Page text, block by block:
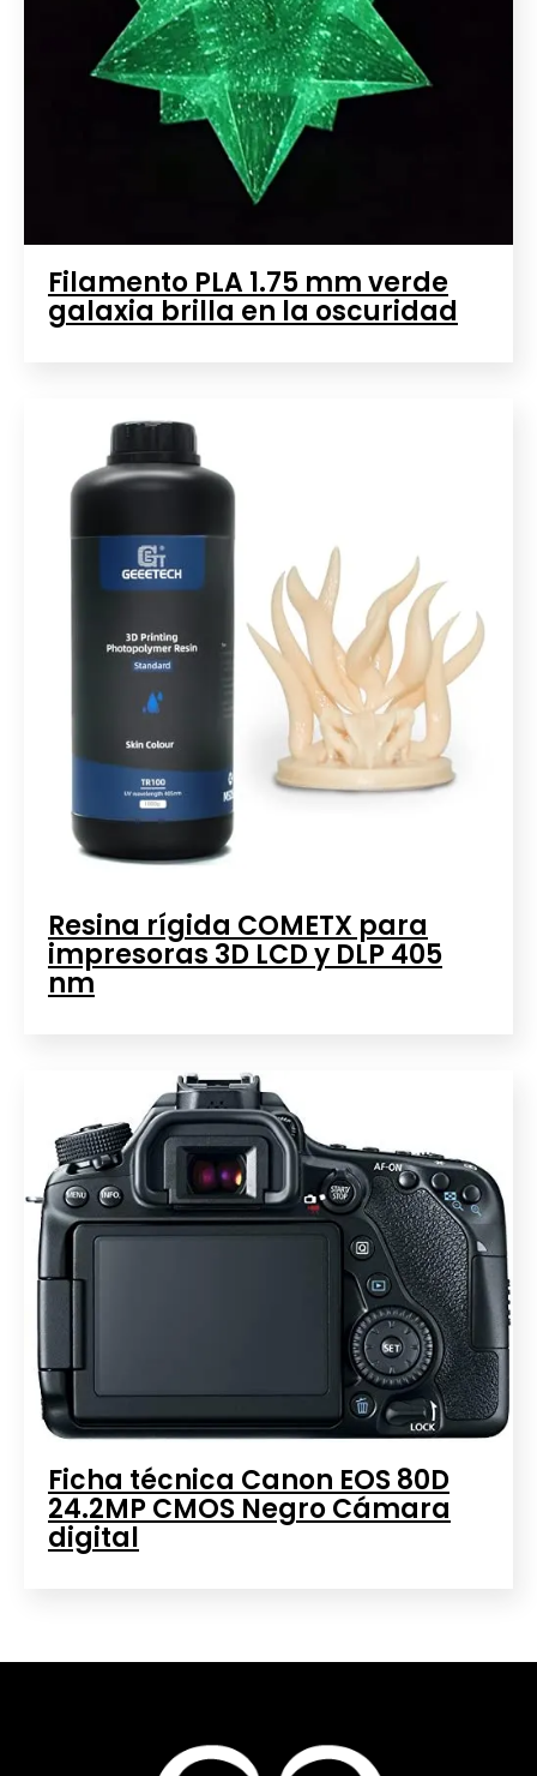
Filamento PLA 1.75 mm verde
galaxia brilla en la oscuridad
Resina rígida COMETX para
impresoras 3D LCD y DLP 405
nm
Ficha técnica Canon EOS 80D
24.2MP CMOS Negro Cámara
digital